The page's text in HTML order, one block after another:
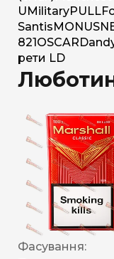
U MilitaryPULL
Santis MONUS
821 OSCAR
рети LD
Фасування: